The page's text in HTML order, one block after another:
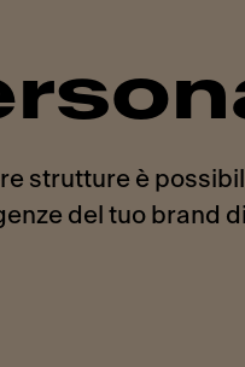
strutture è
del tuo brand